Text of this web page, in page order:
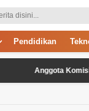
Pendidikan
Komisi IX Minta